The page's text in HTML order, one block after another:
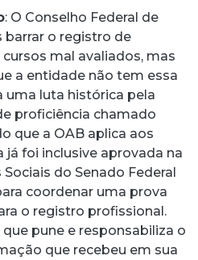
: O Conselho Federal de
barrar o registro de
mal avaliados, mas
a entidade não tem essa
uma luta histórica pela
proficiência chamado
que a OAB aplica aos
foi inclusive aprovada na
do Senado Federal
coordenar uma prova
o registro profissional.
pune e responsabiliza o
que recebeu em sua